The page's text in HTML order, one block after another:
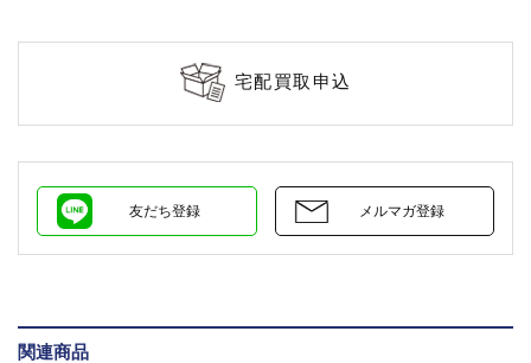
宅配買取申込
友だち登録 メルマガ登録
関連商品